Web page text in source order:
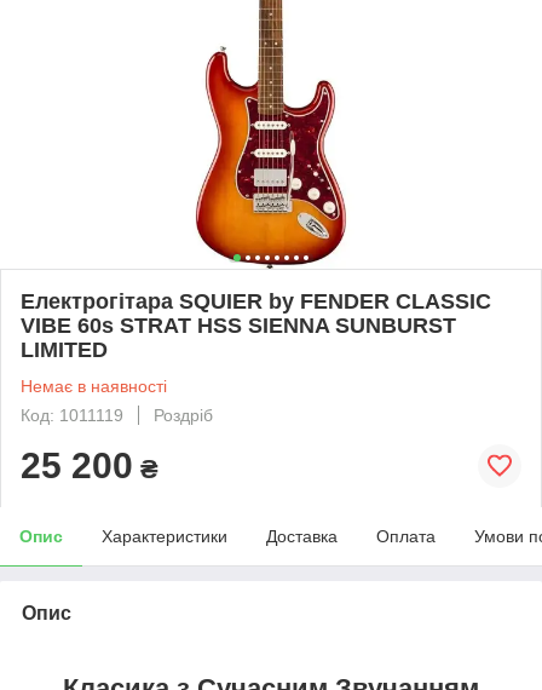
Електрогітара SQUIER by FENDER CLASSIC
VIBE 60s STRAT HSS SIENNA SUNBURST
LIMITED
Немає в наявності
Код: 1011119
Роздріб
25 200 ₴
Опис Характеристики Доставка Оплата Умови
Опис